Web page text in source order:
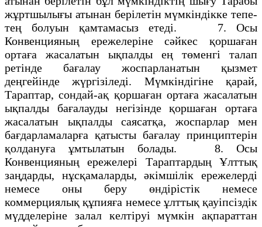
жұртшылығы атынан берiлетiн мүмкiндiкке тепе-
тең болуын қамтамасыз етедi. 7. Осы
Конвенцияның ережелерiне сәйкес қоршаған
ортаға жасалатын ықпалды ең төменгi талап
ретiнде бағалау жоспарланатын қызмет
деңгейiнде жүргiзiледi. Мүмкiндiгiне қарай,
Тараптар, сондай-ақ қоршаған ортаға жасалатын
ықпалды бағалауды негiзiнде қоршаған ортаға
жасалатын ықпалды саясатқа, жоспарлар мен
бағдарламаларға қатысты бағалау принциптерiн
қолдануға ұмтылатын болады. 8. Осы
Конвенцияның ережелерi Тараптардың Ұлттық
заңдарды, нұсқамаларды, әкiмшiлiк ережелердi
немесе оны беру өндiрiстік немесе
коммерциялық құпияға немесе ұлттық қауіпсiздiк
мүдделерiне залал келтiруi мүмкiн ақпараттан